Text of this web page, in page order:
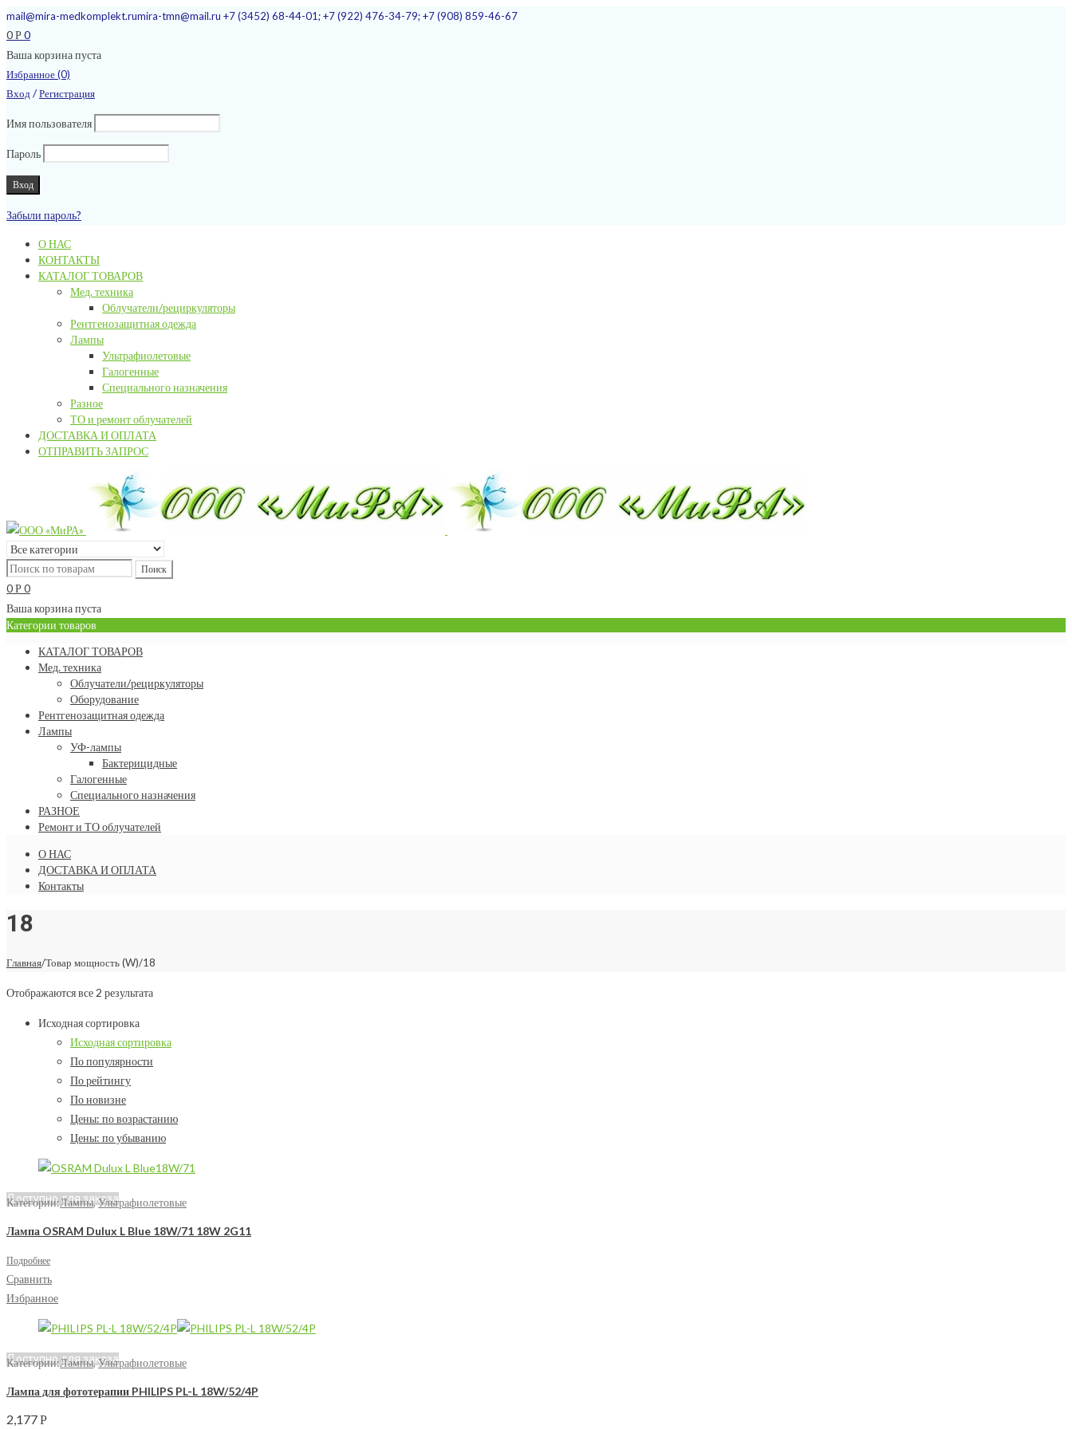
mail@mira-medkomplekt.rumira-tmn@mail.ru +7 (3452) 68-44-01; +7 (922) 476-34-79; +7 (908) 859-46-67
0 Р 0
Ваша корзина пуста
Избранное (0)
Вход /Регистрация
Имя пользователя
Пароль
Забыли пароль?
О НАС
КОНТАКТЫ
КАТАЛОГ ТОВАРОВ
Мед. техника
Облучатели/рециркуляторы
Рентгенозащитная одежда
Лампы
Ультрафиолетовые
Галогенные
Специального назначения
Разное
ТО и ремонт облучателей
ДОСТАВКА И ОПЛАТА
ОТПРАВИТЬ ЗАПРОС
0 Р 0
Ваша корзина пуста
Категории товаров
КАТАЛОГ ТОВАРОВ
Мед. техника
Облучатели/рециркуляторы
Оборудование
Рентгенозащитная одежда
Лампы
УФ-лампы
Бактерицидные
Галогенные
Специального назначения
РАЗНОЕ
Ремонт и ТО облучателей
О НАС
ДОСТАВКА И ОПЛАТА
Контакты
18
Главная/Товар мощность (W)/18
Отображаются все 2 результата
Исходная сортировка
Исходная сортировка
По популярности
По рейтингу
По новизне
Цены: по возрастанию
Цены: по убыванию
Доступно для заказа
Категории:Лампы,Ультрафиолетовые
Лампа OSRAM Dulux L Blue 18W/71 18W 2G11
Подробнее
Сравнить
Избранное
Доступно для заказа
Категории:Лампы,Ультрафиолетовые
Лампа для фототерапии PHILIPS PL-L 18W/52/4P
2,177Р